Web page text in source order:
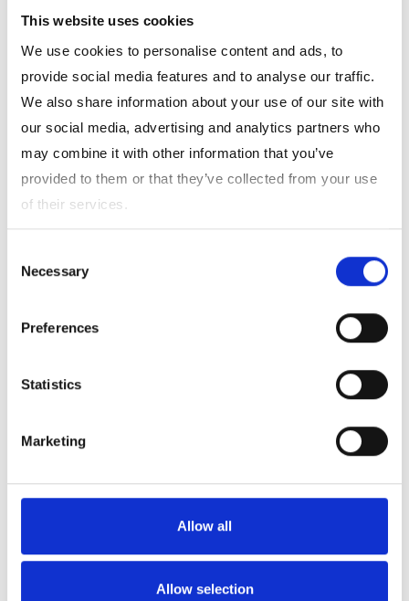
This website uses cookies
We use cookies to personalise content and ads, to
provide social media features and to analyse our traffic.
We also share information about your use of our site with
our social media, advertising and analytics partners who
may combine it with other information that you’ve
provided to them or that they’ve collected from your use
of their services.
Selection
Necessary
Preferences
Statistics
Marketing
Allow all
Allow selection
インクジェットプリント用助剤
あらゆるインクを
水性を向上させるために使用されています。多様なラインナ
ップを揃えており、目的・用途に応じた製品提案をしていま